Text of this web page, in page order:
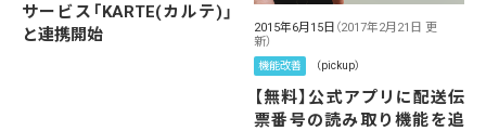
サービス「KARTE(カルテ)」
と連携開始
2015年6月15日 （2017年2月21日 更
新）
機能改善 （pickup）
【無料】公式アプリに配送伝
票番号の読み取り機能を追